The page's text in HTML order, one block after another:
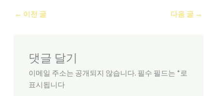
← 이전 글 다음 글 →
댓글 달기
이메일 주소는 공개되지 않습니다. 필수 필드는 *로
표시됩니다